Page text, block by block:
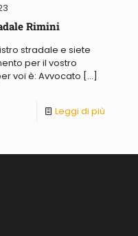
Rimini
stradale e siete
per il vostro
voi è: Avvocato […]
Leggi di più